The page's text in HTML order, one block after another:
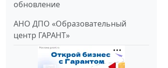
обновление
АНО ДПО «Образовательный
центр ГАРАНТ»